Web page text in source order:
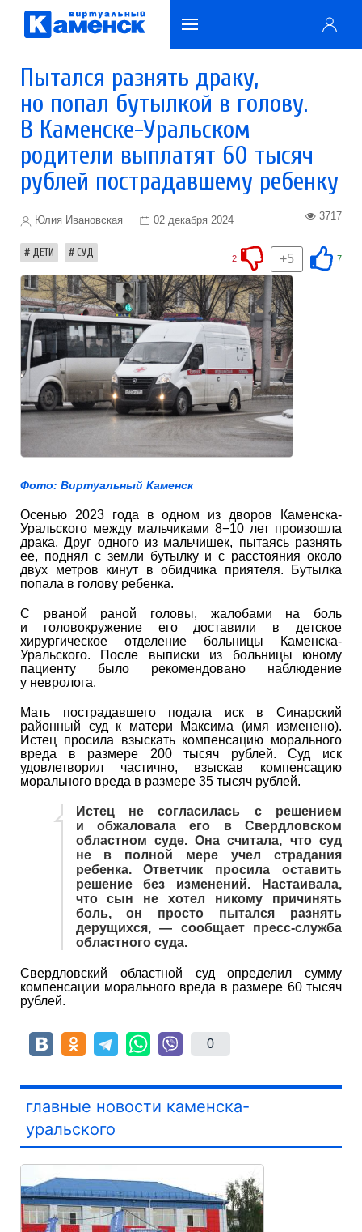
Пытался разнять драку,
но попал бутылкой в голову.
В Каменске-Уральском
родители выплатят 60 тысяч
рублей пострадавшему ребенку
Юлия Ивановская 02 декабря 2024 3717
ДЕТИ СУД 7
+5
2
Фото: Виртуальный Каменск
Осенью 2023 года в одном из дворов Каменска-
Уральского между мальчиками 8−10 лет произошла
драка. Друг одного из мальчишек, пытаясь разнять
ее, поднял с земли бутылку и с расстояния около
двух метров кинут в обидчика приятеля. Бутылка
попала в голову ребенка.
С рваной раной головы, жалобами на боль
и головокружение его доставили в детское
хирургическое отделение больницы Каменска-
Уральского. После выписки из больницы юному
пациенту было рекомендовано наблюдение
у невролога.
Мать пострадавшего подала иск в Синарский
районный суд к матери Максима (имя изменено).
Истец просила взыскать компенсацию морального
вреда в размере 200 тысяч рублей. Суд иск
удовлетворил частично, взыскав компенсацию
морального вреда в размере 35 тысяч рублей.
Истец не согласилась с решением
и обжаловала его в Свердловском
областном суде. Она считала, что суд
не в полной мере учел страдания
ребенка. Ответчик просила оставить
решение без изменений. Настаивала,
что сын не хотел никому причинять
боль, он просто пытался разнять
дерущихся, — сообщает пресс-служба
областного суда.
Свердловский областной суд определил сумму
компенсации морального вреда в размере 60 тысяч
рублей.
0
главные новости каменска-
уральского